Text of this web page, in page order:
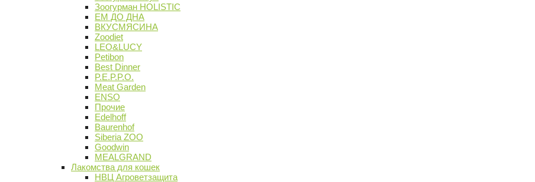
Зоогурман HOLISTIC
ЕМ ДО ДНА
ВКУСМЯСИНА
Zoodiet
LEO&LUCY
Petibon
Best Dinner
P.E.P.P.O.
Meat Garden
ENSO
Прочие
Edelhoff
Baurenhof
Siberia ZOO
Goodwin
MEALGRAND
Лакомства для кошек
НВЦ Агроветзащита